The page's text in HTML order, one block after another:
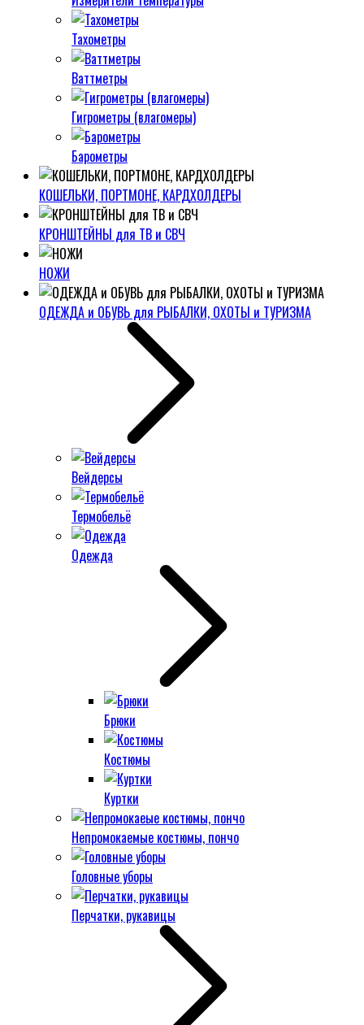
Тахометры
Ваттметры
Гигрометры (влагомеры)
Барометры
КОШЕЛЬКИ, ПОРТМОНЕ, КАРДХОЛДЕРЫ
КРОНШТЕЙНЫ для ТВ и СВЧ
НОЖИ
ОДЕЖДА и ОБУВЬ для РЫБАЛКИ, ОХОТЫ и ТУРИЗМА
Вейдерсы
Термобельё
Одежда
Брюки
Костюмы
Куртки
Непромокаемые костюмы, пончо
Головные уборы
Перчатки, рукавицы